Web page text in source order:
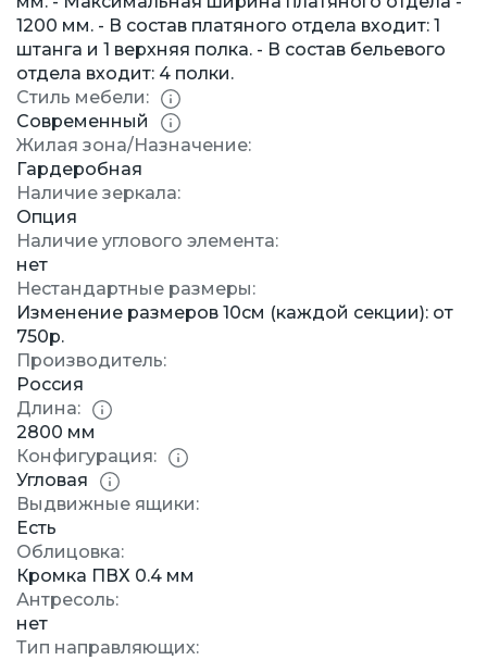
1200 мм. - В состав платяного отдела входит: 1
штанга и 1 верхняя полка. - В состав бельевого
отдела входит: 4 полки.
Стиль мебели:
Современный
Жилая зона/Назначение:
Гардеробная
Наличие зеркала:
Опция
Наличие углового элемента:
нет
Нестандартные размеры:
Изменение размеров 10см (каждой секции): от
750р.
Производитель:
Россия
Длина:
2800 мм
Конфигурация:
Угловая
Выдвижные ящики:
Есть
Облицовка:
Кромка ПВХ 0.4 мм
Антресоль:
нет
Тип направляющих: